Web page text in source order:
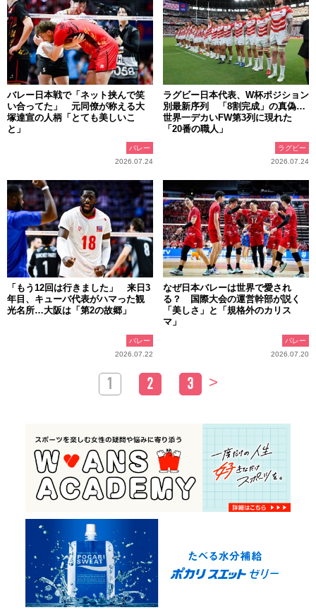
バレー日本戦で「ネット挟んで笑
い合ってた」 元同僚が称える大
塚達宣の人柄「とても美しいこ
と」
バレー
2026.07.24
ラグビー日本代表、W杯ポジション
別最新序列 「8割完成」の真偽…
世界一デカいFW第3列に現れた
「20番の職人」
ラグビー
2026.07.24
「もう12回は行きました」 来日3
年目、キューバ代表がハマった観
光名所…大阪は「第2の故郷」
バレー
2026.07.22
なぜ日本バレーは世界で愛され
る？ 国際大会の運営幹部が説く
「美しさ」と「規格外のカリス
マ」
バレー
2026.07.20
1 2 3 >